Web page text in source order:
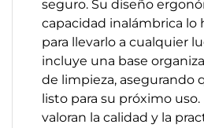
seguro. Su diseño
capacidad inalámbrica lo
para llevarlo a cualquier
incluye una base
de limpieza, asegurando
listo para su próximo
valoran la calidad y la